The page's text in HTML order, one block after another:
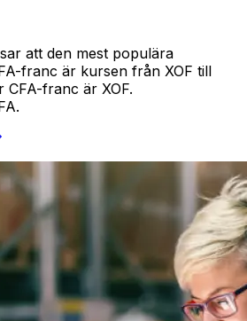
att den mest populära
franc är kursen från XOF till
CFA-franc är XOF.